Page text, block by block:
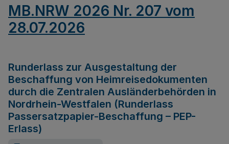
MB.NRW 2026 Nr. 207 vom
28.07.2026
Runderlass zur Ausgestaltung der
Beschaffung von Heimreisedokumenten
durch die Zentralen Ausländerbehörden in
Nordrhein-Westfalen (Runderlass
Passersatzpapier-Beschaffung – PEP-
Erlass)